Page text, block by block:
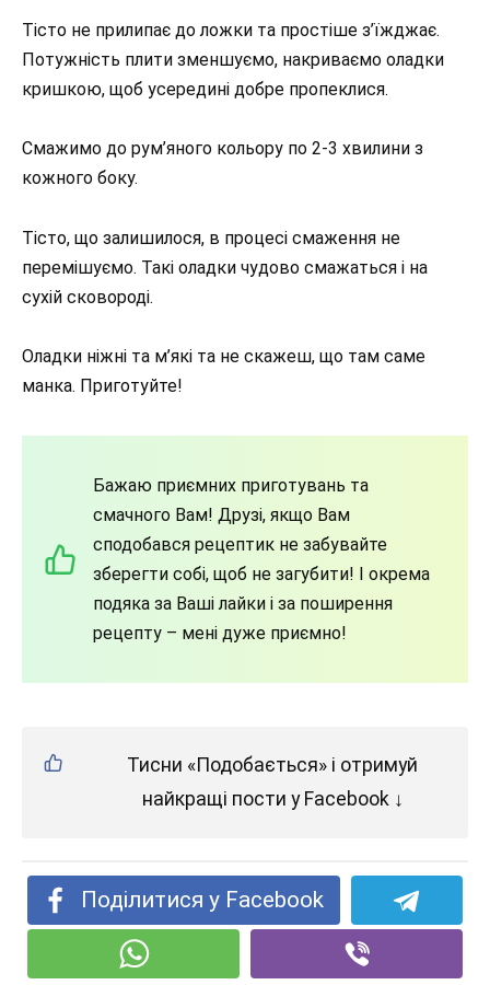
Тісто не прилипає до ложки та простіше з’їжджає.
Потужність плити зменшуємо, накриваємо оладки
кришкою, щоб усередині добре пропеклися.
Смажимо до рум’яного кольору по 2-3 хвилини з
кожного боку.
Тісто, що залишилося, в процесі смаження не
перемішуємо. Такі оладки чудово смажаться і на
сухій сковороді.
Оладки ніжні та м’які та не скажеш, що там саме
манка. Приготуйте!
Бажаю приємних приготувань та
смачного Вам! Друзі, якщо Вам
сподобався рецептик не забувайте
зберегти собі, щоб не загубити! І окрема
подяка за Ваші лайки і за поширення
рецепту – мені дуже приємно!
Тисни «Подобається» і отримуй
найкращі пости у Facebook ↓
Поділитися у Facebook